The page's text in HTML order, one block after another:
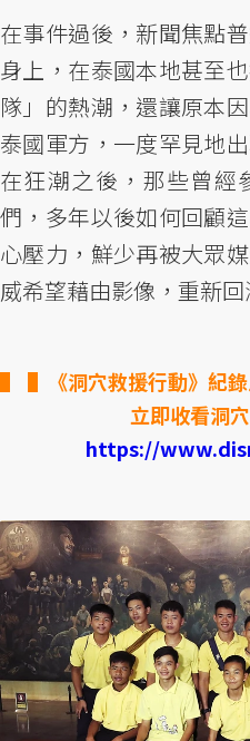
在事件過後，新聞焦點
身上，在泰國本地甚至
隊」的熱潮，還讓原本
泰國軍方，一度罕見地
在狂潮之後，那些曾經
們，多年以後如何回顧
心壓力，鮮少再被大眾
威希望藉由影像，重新
▌《洞穴救援行動》紀
立即收看洞
https://